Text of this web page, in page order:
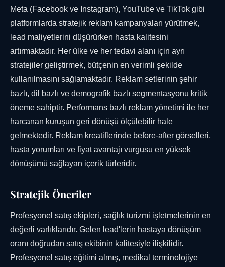
Meta (Facebook ve Instagram), YouTube ve TikTok gibi
platformlarda stratejik reklam kampanyaları yürütmek,
lead maliyetlerini düşürürken hasta kalitesini
artırmaktadır. Her ülke ve her tedavi alanı için ayrı
stratejiler geliştirmek, bütçenin en verimli şekilde
kullanılmasını sağlamaktadır. Reklam setlerinin şehir
bazlı, dil bazlı ve demografik bazlı segmentasyonu kritik
öneme sahiptir. Performans bazlı reklam yönetimi ile her
harcanan kuruşun geri dönüşü ölçülebilir hale
gelmektedir. Reklam kreatiflerinde before-after görselleri,
hasta yorumları ve fiyat avantajı vurgusu en yüksek
dönüşümü sağlayan içerik türleridir.
Stratejik Öneriler
Profesyonel satış ekipleri, sağlık turizmi işletmelerinin en
değerli varlıklarıdır. Gelen lead'lerin hastaya dönüşüm
oranı doğrudan satış ekibinin kalitesiyle ilişkilidir.
Profesyonel satış eğitimi almış, medikal terminolojiye